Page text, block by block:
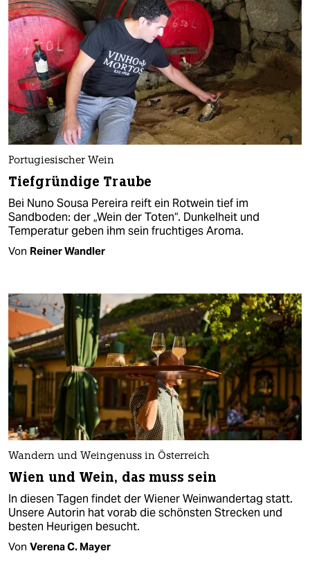
Portugiesischer Wein
Tiefgründige Traube
Bei Nuno Sousa Pereira reift ein Rotwein tief im
Sandboden: der „Wein der Toten“. Dunkelheit und
Temperatur geben ihm sein fruchtiges Aroma.
Von Reiner Wandler
Wandern und Weingenuss in Österreich
Wien und Wein, das muss sein
In diesen Tagen findet der Wiener Weinwandertag statt.
Unsere Autorin hat vorab die schönsten Strecken und
besten Heurigen besucht.
Von Verena C. Mayer